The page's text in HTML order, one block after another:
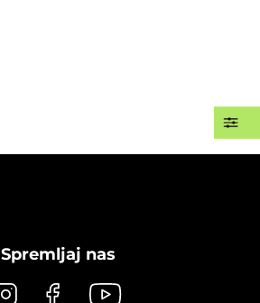
Spremljaj nas